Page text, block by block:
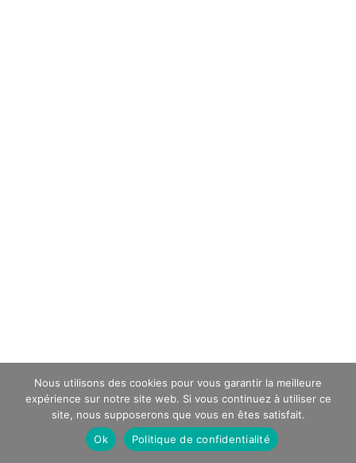
Nous utilisons des cookies pour vous garantir la meilleure
expérience sur notre site web. Si vous continuez à utiliser ce
site, nous supposerons que vous en êtes satisfait.
Ok
Politique de confidentialité